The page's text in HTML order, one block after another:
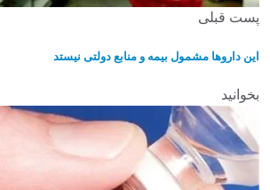
پست قبلی
این داروها مشمول بیمه و منابع دولتی نیستد
بخوانید